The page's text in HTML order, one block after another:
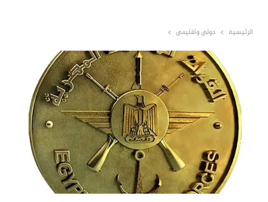
الرئيسية دولي واقليمي